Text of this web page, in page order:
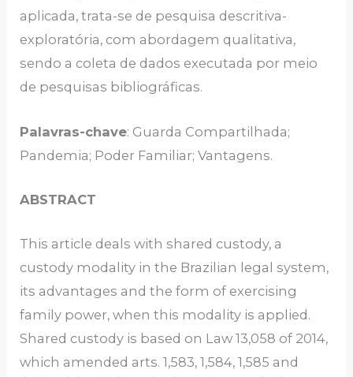
aplicada, trata-se de pesquisa descritiva-
exploratória, com abordagem qualitativa,
sendo a coleta de dados executada por meio
de pesquisas bibliográficas.
Palavras-chave: Guarda Compartilhada;
Pandemia; Poder Familiar; Vantagens.
ABSTRACT
This article deals with shared custody, a
custody modality in the Brazilian legal system,
its advantages and the form of exercising
family power, when this modality is applied.
Shared custody is based on Law 13,058 of 2014,
which amended arts. 1,583, 1,584, 1,585 and